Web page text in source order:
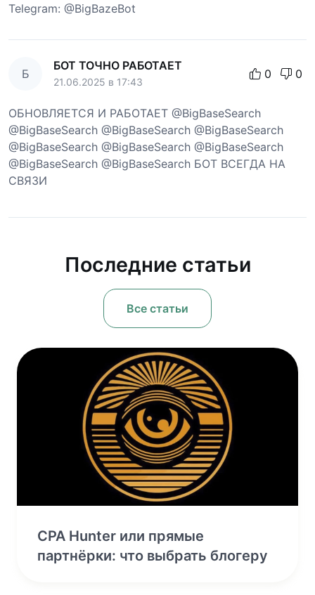
Telegram: @BigBazeBot
Б
БОТ ТОЧНО РАБОТАЕТ
21.06.2025 в 17:43
0 0
ОБНОВЛЯЕТСЯ И РАБОТАЕТ @BigBaseSearch
@BigBaseSearch @BigBaseSearch @BigBaseSearch
@BigBaseSearch @BigBaseSearch @BigBaseSearch
@BigBaseSearch @BigBaseSearch БОТ ВСЕГДА НА
СВЯЗИ
Последние статьи
Все статьи
CPA Hunter или прямые
партнёрки: что выбрать блогеру